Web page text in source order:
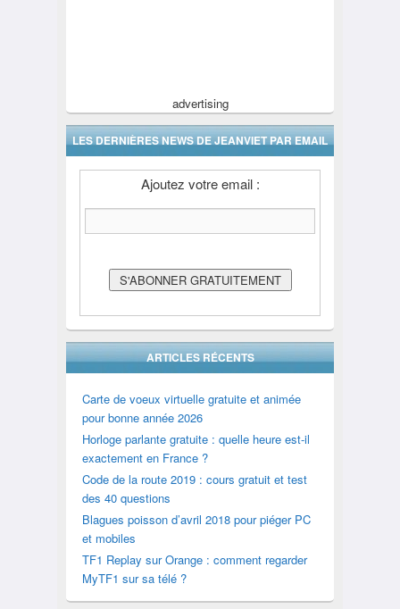
advertising
LES DERNIÈRES NEWS DE JEANVIET PAR EMAIL
Ajoutez votre email :
ARTICLES RÉCENTS
Carte de voeux virtuelle gratuite et animée
pour bonne année 2026
Horloge parlante gratuite : quelle heure est-il
exactement en France ?
Code de la route 2019 : cours gratuit et test
des 40 questions
Blagues poisson d’avril 2018 pour piéger PC
et mobiles
TF1 Replay sur Orange : comment regarder
MyTF1 sur sa télé ?